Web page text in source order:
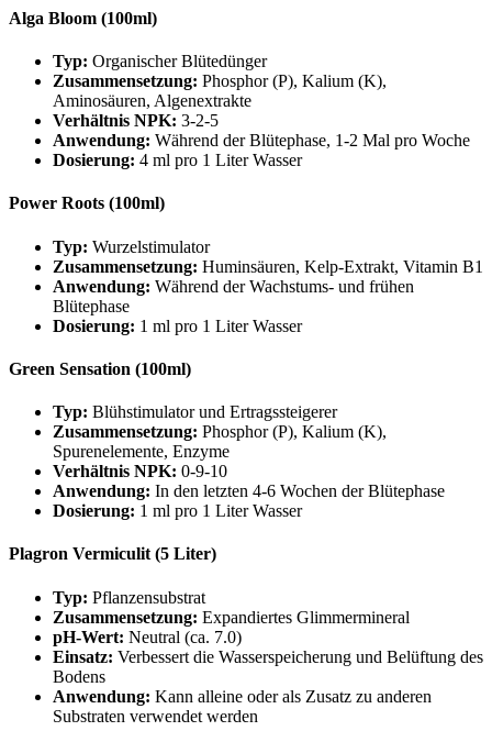
Alga Bloom (100ml)
Typ: Organischer Blütedünger
Zusammensetzung: Phosphor (P), Kalium (K),
Aminosäuren, Algenextrakte
Verhältnis NPK: 3-2-5
Anwendung: Während der Blütephase, 1-2 Mal pro Woche
Dosierung: 4 ml pro 1 Liter Wasser
Power Roots (100ml)
Typ: Wurzelstimulator
Zusammensetzung: Huminsäuren, Kelp-Extrakt, Vitamin B1
Anwendung: Während der Wachstums- und frühen
Blütephase
Dosierung: 1 ml pro 1 Liter Wasser
Green Sensation (100ml)
Typ: Blühstimulator und Ertragssteigerer
Zusammensetzung: Phosphor (P), Kalium (K),
Spurenelemente, Enzyme
Verhältnis NPK: 0-9-10
Anwendung: In den letzten 4-6 Wochen der Blütephase
Dosierung: 1 ml pro 1 Liter Wasser
Plagron Vermiculit (5 Liter)
Typ: Pflanzensubstrat
Zusammensetzung: Expandiertes Glimmermineral
pH-Wert: Neutral (ca. 7.0)
Einsatz: Verbessert die Wasserspeicherung und Belüftung des
Bodens
Anwendung: Kann alleine oder als Zusatz zu anderen
Substraten verwendet werden